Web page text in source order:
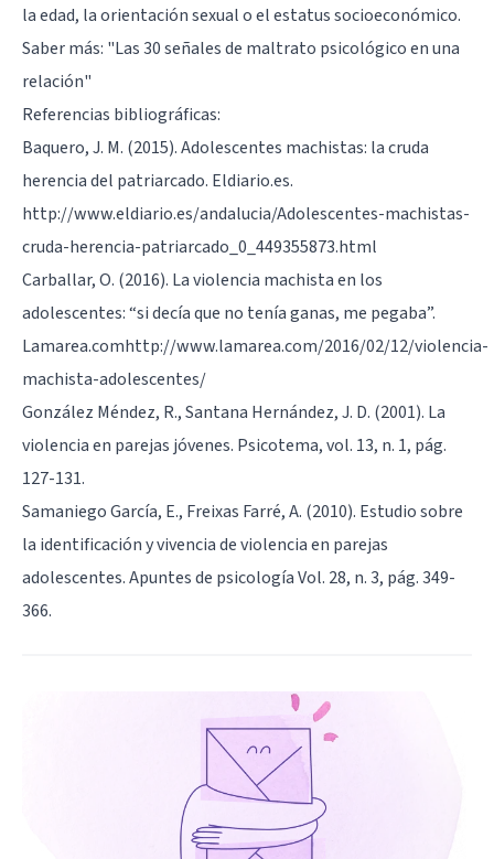
la edad, la orientación sexual o el estatus socioeconómico.
Saber más: "Las 30 señales de maltrato psicológico en una
relación"
Referencias bibliográficas:
Baquero, J. M. (2015). Adolescentes machistas: la cruda
herencia del patriarcado. Eldiario.es.
http://www.eldiario.es/andalucia/Adolescentes-machistas-
cruda-herencia-patriarcado_0_449355873.html
Carballar, O. (2016). La violencia machista en los
adolescentes: “si decía que no tenía ganas, me pegaba”.
Lamarea.comhttp://www.lamarea.com/2016/02/12/violencia-
machista-adolescentes/
González Méndez, R., Santana Hernández, J. D. (2001). La
violencia en parejas jóvenes. Psicotema, vol. 13, n. 1, pág.
127-131.
Samaniego García, E., Freixas Farré, A. (2010). Estudio sobre
la identificación y vivencia de violencia en parejas
adolescentes. Apuntes de psicología Vol. 28, n. 3, pág. 349-
366.